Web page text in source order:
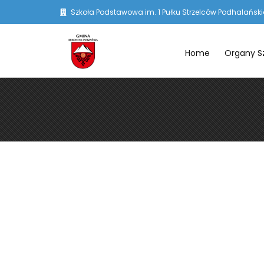
Szkoła Podstawowa im. 1 Pułku Strzelców
Home Organy